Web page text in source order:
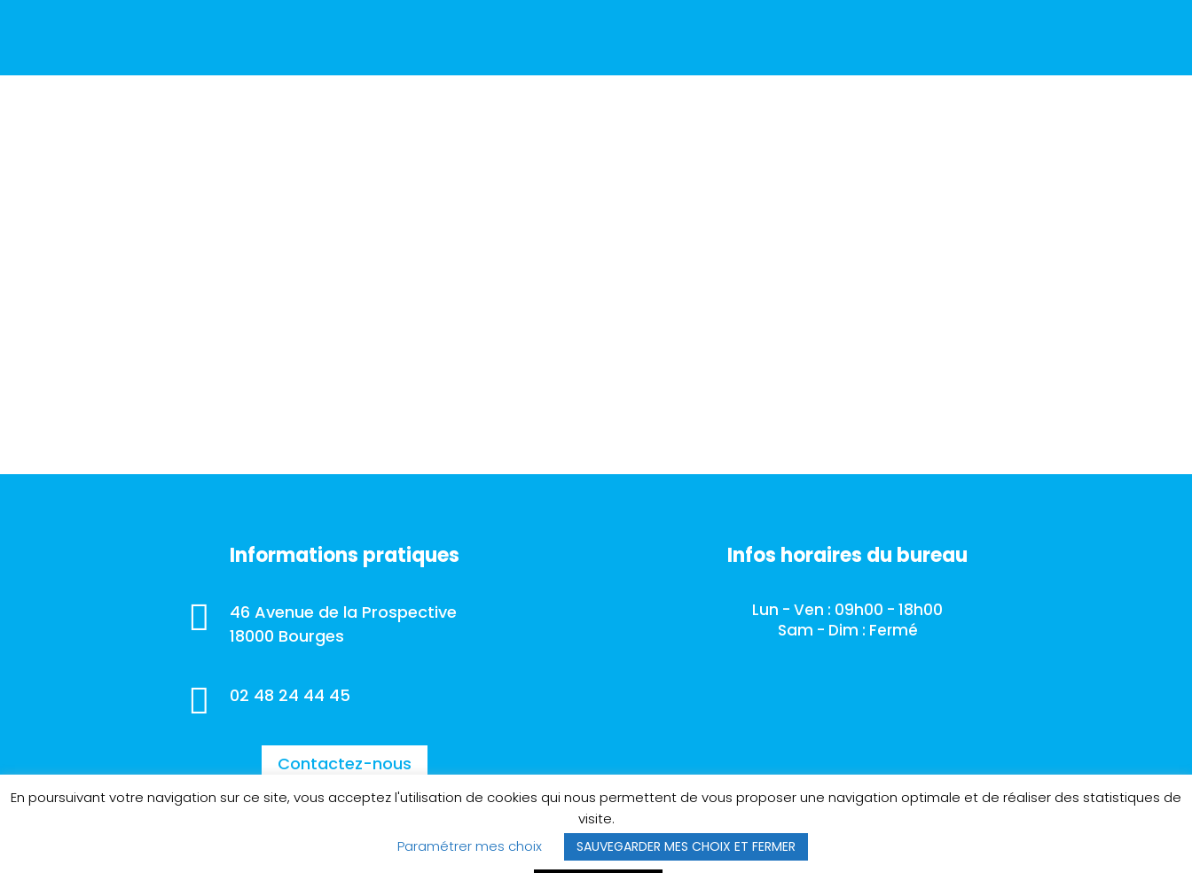
Informations pratiques

46 Avenue de la Prospective
18000 Bourges
 02 48 24 44 45
Contactez-nous
Infos horaires du bureau
Lun - Ven : 09h00 - 18h00
Sam - Dim : Fermé
En poursuivant votre navigation sur ce site, vous acceptez l'utilisation de cookies qui nous permettent de vous proposer une navigation optimale et de réaliser des statistiques de
visite.
Paramétrer mes choix
SAUVEGARDER MES CHOIX ET FERMER